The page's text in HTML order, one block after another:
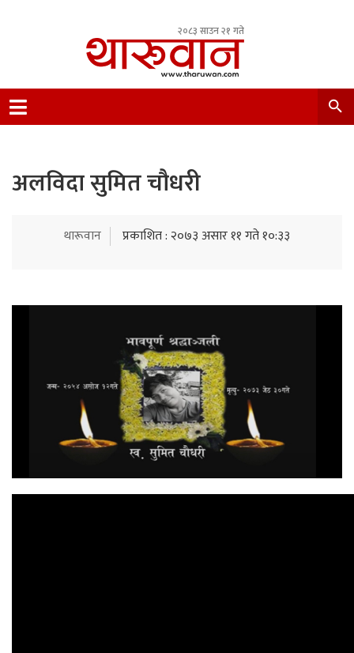
२०८३ साउन २१ गते
Nepal.
अलविदा सुमित चौधरी
थारूवान प्रकाशित : २०७३ असार ११ गते १०:३३